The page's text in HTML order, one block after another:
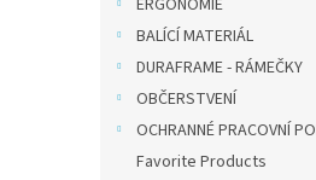
ERGONOMIE
BALÍCÍ MATERIÁL
DURAFRAME - RÁMEČKY
OBČERSTVENÍ
OCHRANNÉ PRACOVNÍ
Favorite Products